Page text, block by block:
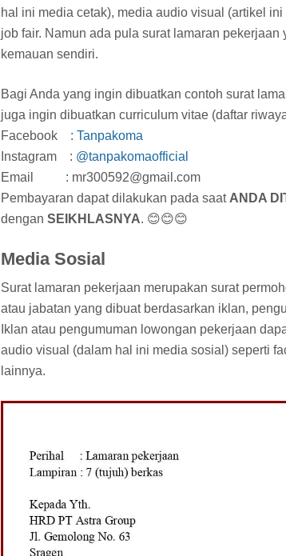
hal ini media cetak), media audio visual (artikel
job fair. Namun ada pula surat lamaran
kemauan sendiri.
Bagi Anda yang ingin dibuatkan contoh surat
juga ingin dibuatkan curriculum vitae (daftar
Facebook : Tanpakoma
Instagram : @tanpakomaofficial
Email : mr300592@gmail.com
Pembayaran dapat dilakukan pada saat ANDA
dengan SEIKHLASNYA. 😊😊😊
Media Sosial
Surat lamaran pekerjaan merupakan surat
atau jabatan yang dibuat berdasarkan iklan,
Iklan atau pengumuman lowongan pekerjaan
audio visual (dalam hal ini media sosial) seperti
lainnya.